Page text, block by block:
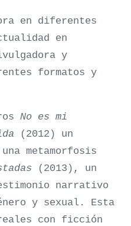
en diferentes
en
y
formatos y
No es mi
(2012) un
metamorfosis
(2013), un
narrativo
y sexual. Esta
con ficción